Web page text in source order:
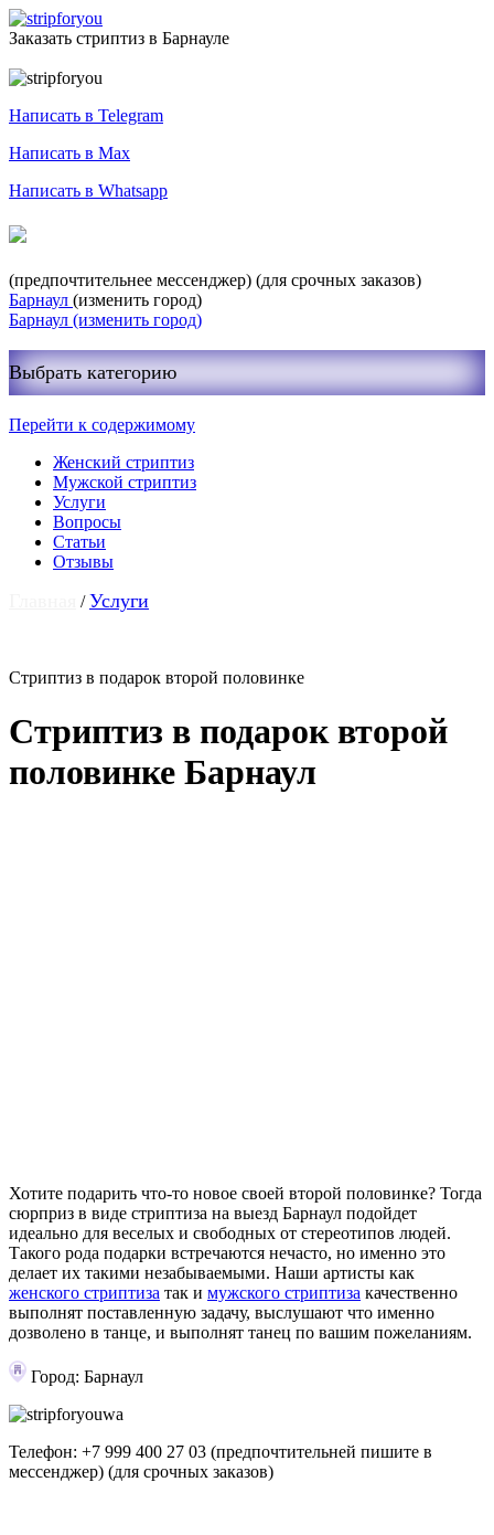
Заказать стриптиз в Барнауле
Написать в Telegram
Написать в Max
Написать в Whatsapp
(предпочтительнее мессенджер) (для срочных заказов)
Барнаул (изменить город)
Барнаул (изменить город)
Выбрать категорию
Перейти к содержимому
Женский стриптиз
Мужской стриптиз
Услуги
Вопросы
Статьи
Отзывы
/Услуги
Стриптиз в подарок второй половинке
Стриптиз в подарок второй
половинке Барнаул
Хотите подарить что-то новое своей второй половинке? Тогда
сюрприз в виде стриптиза на выезд Барнаул подойдет
идеально для веселых и свободных от стереотипов людей.
Такого рода подарки встречаются нечасто, но именно это
делает их такими незабываемыми. Наши артисты как
женского стриптиза так и мужского стриптиза качественно
выполнят поставленную задачу, выслушают что именно
дозволено в танце, и выполнят танец по вашим пожеланиям.
Город: Барнаул
Телефон: +7 999 400 27 03 (предпочтительней пишите в
мессенджер) (для срочных заказов)